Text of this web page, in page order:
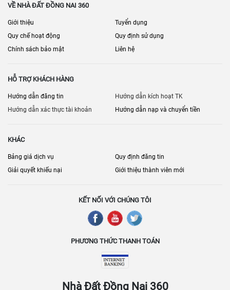
VỀ NHÀ ĐẤT ĐỒNG NAI 360
Giới thiệu
Tuyển dụng
Quy chế hoạt động
Quy định sử dụng
Chính sách bảo mật
Liên hệ
HỖ TRỢ KHÁCH HÀNG
Hướng dẫn đăng tin
Hướng dẫn kích hoạt TK
Hướng dẫn xác thực tài khoản
Hướng dẫn nạp và chuyển tiền
KHÁC
Bảng giá dịch vụ
Quy định đăng tin
Giải quyết khiếu nại
Giới thiệu thành viên mới
KẾT NỐI VỚI CHÚNG TÔI
PHƯƠNG THỨC THANH TOÁN
Nhà Đất Đồng Nai 360